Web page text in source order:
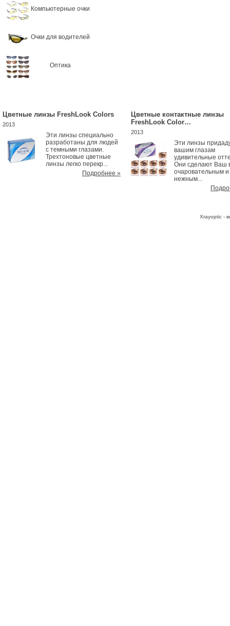
Компьютерные очки
Очки для водителей
Оптика
Цветные линзы FreshLook Colors
2013
Эти линзы специально
разработаны для людей
с темными глазами.
Трехтоновые цветные
линзы легко перекр...
Подробнее »
Цветные контактные линзы
FreshLook Color…
2013
Эти линзы
вашим глазам
удивительные
Они сделают Ваш
очаровательным и
нежным...
Хrayoptic -